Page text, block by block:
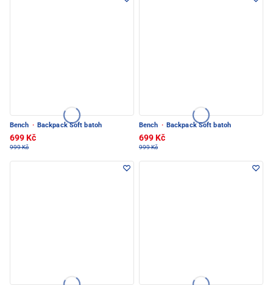
Bench · Backpack Soft batoh
699 Kč
999 Kč
Bench · Backpack Soft batoh
699 Kč
999 Kč